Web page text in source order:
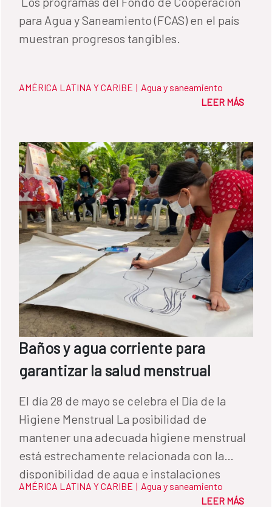
para Agua y Saneamiento (FCAS) en el país
muestran progresos tangibles.
AMÉRICA LATINA Y CARIBE | Agua y saneamiento
LEER MÁS
Baños y agua corriente para
garantizar la salud menstrual
El día 28 de mayo se celebra el Día de la
Higiene Menstrual La posibilidad de
mantener una adecuada higiene menstrual
está estrechamente relacionada con la
disponibilidad de agua e instalaciones
apropiadas. La existencia de baños seguros
AMÉRICA LATINA Y CARIBE | Agua y saneamiento
LEER MÁS